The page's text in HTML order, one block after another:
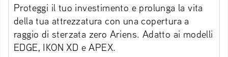
Proteggi il tuo investimento e prolunga la vita
della tua attrezzatura con una copertura a
raggio di sterzata zero Ariens. Adatto ai modelli
EDGE, IKON XD e APEX.